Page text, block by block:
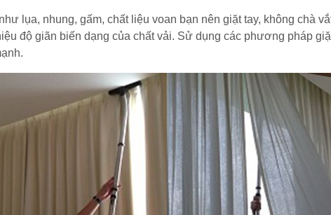
lụa, nhung, gấm, chất liệu voan bạn nên giặt tay, không chà
độ giãn biến dạng của chất vải. Sử dụng các phương pháp